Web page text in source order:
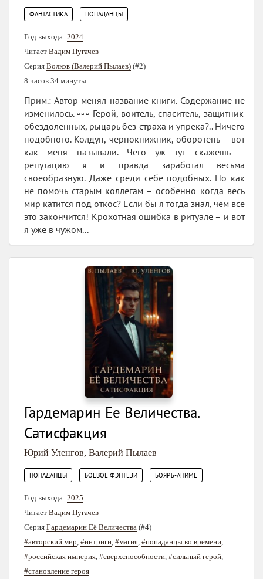
ФАНТАСТИКА ПОПАДАНЦЫ
Год выхода: 2024
Читает Вадим Пугачев
Серия Волков (Валерий Пылаев) (#2)
8 часов 34 минуты
Прим.: Автор менял название книги. Содержание не
изменилось. ▫️▫️▫️ Герой, воитель, спаситель, защитник
обездоленных, рыцарь без страха и упрека?.. Ничего
подобного. Колдун, чернокнижник, оборотень – вот
как меня называли. Чего уж тут скажешь –
репутацию я и правда заработал весьма
своеобразную. Даже среди себе подобных. Но как
не помочь старым коллегам – особенно когда весь
мир катится под откос? Если бы я тогда знал, чем все
это закончится! Крохотная ошибка в ритуале – и вот
я уже в чужом...
Гардемарин Ее Величества.
Сатисфакция
Юрий Уленгов, Валерий Пылаев
ПОПАДАНЦЫ БОЕВОЕ ФЭНТЕЗИ БОЯРЪ-АНИМЕ
Год выхода: 2025
Читает Вадим Пугачев
Серия Гардемарин Её Величества (#4)
#авторский мир #интриги #магия #попаданцы во времени
#российская империя #сверхспособности #сильный герой
#становление героя